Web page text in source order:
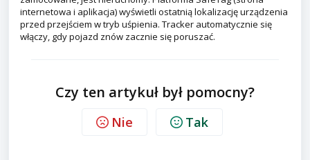
internetowa i aplikacja) wyświetli ostatnią lokalizację urządzenia
przed przejściem w tryb uśpienia. Tracker automatycznie się
włączy, gdy pojazd znów zacznie się poruszać.
Czy ten artykuł był pomocny?
Nie Tak